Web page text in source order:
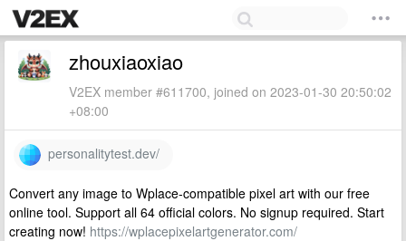
zhouxiaoxiao
V2EX member #611700, joined on 2023-01-30 20:50:02
+08:00
personalitytest.dev/
Convert any image to Wplace-compatible pixel art with our free
online tool. Support all 64 official colors. No signup required. Start
creating now! https://wplacepixelartgenerator.com/